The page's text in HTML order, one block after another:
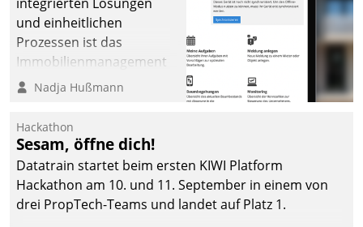
und einheitlichen
Prozessen ist das
Immobilienmanagement
der Bayerischen
Ressort Kapitalanlage für
künftige Aufgaben und
Herausforderungen
gerüstet.
Nadja Hußmann
Hackathon
Sesam, öffne dich!
Datatrain startet beim ersten KIWI Platform
Hackathon am 10. und 11. September in einem von
drei PropTech-Teams und landet auf Platz 1.